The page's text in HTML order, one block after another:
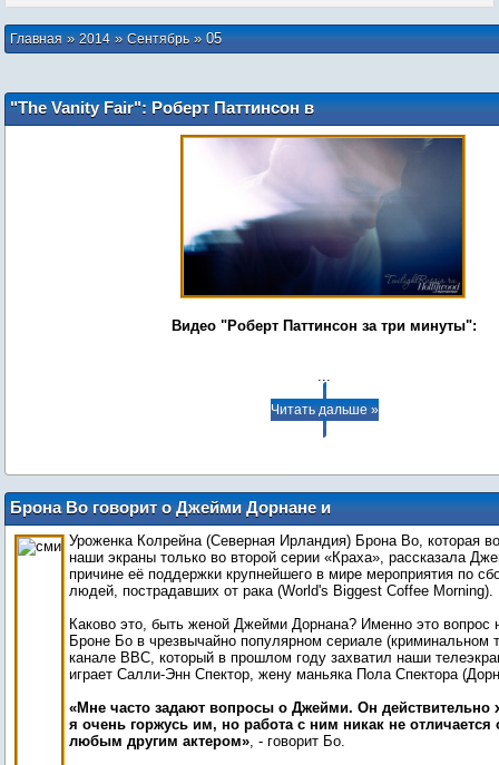
Главная»2014 » Сентябрь » 05
"The Vanity Fair": Роберт Паттинсон в
рубрике "Знаменитости за три минуты"
Видео "Роберт Паттинсон за три минуты":
Читать дальше »
Брона Во говорит о Джейми Дорнане и
сериале «Крах»
Уроженка Колрейна (Северная Ирландия) Брона Во, которая
наши экраны только во второй серии «Краха», рассказала
причине её поддержки крупнейшего в мире мероприятия по
людей, пострадавших от рака (World's Biggest Coffee Morning).
Каково это, быть женой Джейми Дорнана? Именно это вопрос
Броне Бо в чрезвычайно популярном сериале (криминальном
канале BBC, который в прошлом году захватил наши
играет Салли-Энн Спектор, жену маньяка Пола Спектора
«Мне часто задают вопросы о Джейми. Он действительно
я очень горжусь им, но работа с ним никак не отличается
любым другим актером», - говорит Бо.